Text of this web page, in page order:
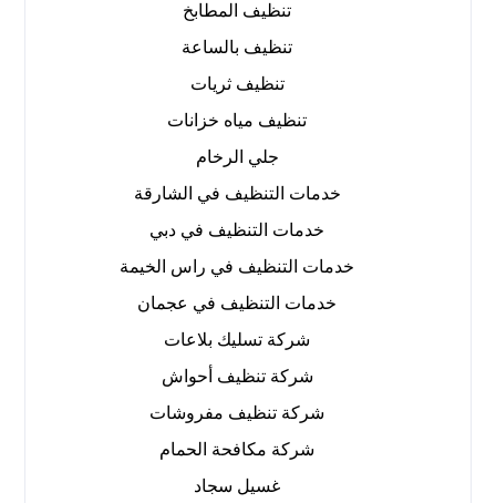
تنظيف المطابخ
تنظيف بالساعة
تنظيف ثريات
تنظيف مياه خزانات
جلي الرخام
خدمات التنظيف في الشارقة
خدمات التنظيف في دبي
خدمات التنظيف في راس الخيمة
خدمات التنظيف في عجمان
شركة تسليك بلاعات
شركة تنظيف أحواش
شركة تنظيف مفروشات
شركة مكافحة الحمام
غسيل سجاد